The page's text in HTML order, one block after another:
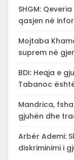
SHGM:
qasjen në
Mojtaba
suprem në
BDI: Heqja e
Tabanoc
Mandrica,
gjuhën dhe
Arbër Ademi:
diskriminimi i